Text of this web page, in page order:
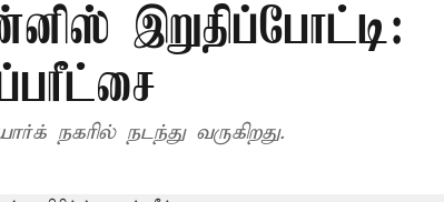
இறுதிப்போட்டி:
நகரில் நடந்து வருகிறது.